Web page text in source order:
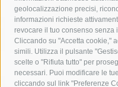
geolocalizzazione precisi,
informazioni richieste
revocare il tuo consenso senza
Cliccando su "Accetta cookie,"
simili. Utilizza il pulsante
scelte o "Rifiuta tutto" per
necessari. Puoi modificare le
cliccando sul link "Preferenze
penisola sorrentina
protezione civile
sindaco cuomo
sorrento
turismo
Vico Equense